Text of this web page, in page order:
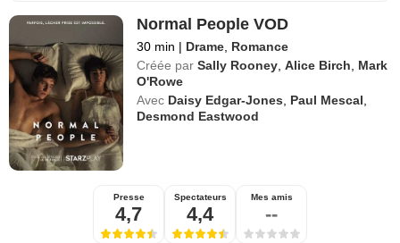
Normal People VOD
30 min | Drame Romance
Créée par Sally Rooney ,Alice Birch
Mark
O'Rowe
Avec Daisy Edgar-Jones Paul Mescal
Desmond Eastwood
Presse
4,7
Spectateurs
4,4
Mes amis
--